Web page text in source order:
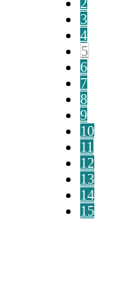
2
3
4
5
6
7
8
9
10
11
12
13
14
15